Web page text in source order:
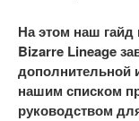
На этом наш
Bizarre Lineage
дополнительной
нашим списком
руководством